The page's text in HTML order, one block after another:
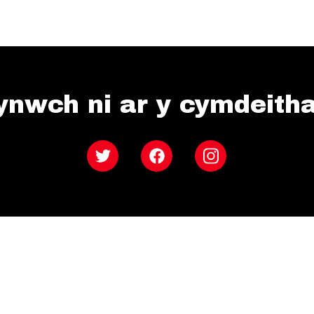
ni ar y
Twitter Facebook Instagram